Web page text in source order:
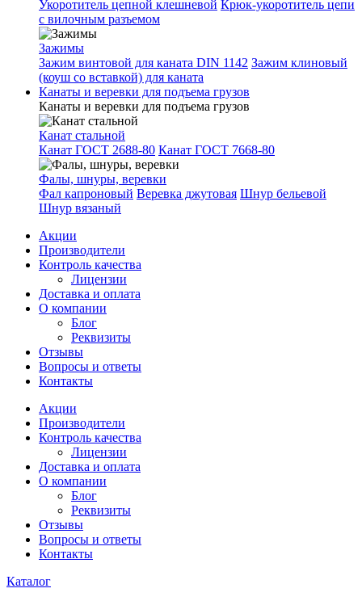
Укоротитель цепной клешневой Крюк-укоротитель цепи
с вилочным разъемом
Зажимы
Зажим винтовой для каната DIN 1142 Зажим клиновый
(коуш со вставкой) для каната
Канаты и веревки для подъема грузов
Канаты и веревки для подъема грузов
Канат стальной
Канат ГОСТ 2688-80 Канат ГОСТ 7668-80
Фалы, шнуры, веревки
Фал капроновый Веревка джутовая Шнур бельевой
Шнур вязаный
Акции
Производители
Контроль качества
Лицензии
Доставка и оплата
О компании
Блог
Реквизиты
Отзывы
Вопросы и ответы
Контакты
Акции
Производители
Контроль качества
Лицензии
Доставка и оплата
О компании
Блог
Реквизиты
Отзывы
Вопросы и ответы
Контакты
Каталог